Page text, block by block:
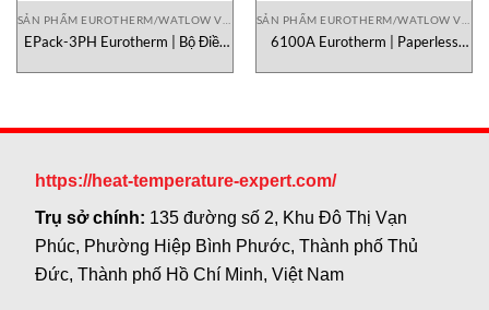
EPack-3PH Eurotherm | Bộ Điều
Chính Hãng
6100A Eurotherm | Paperless
https://heat-temperature-expert.com/
Trụ sở chính: 135 đường số 2, Khu Đô Thị Vạn
Phúc, Phường Hiệp Bình Phước, Thành phố Thủ
Đức, Thành phố Hồ Chí Minh, Việt Nam